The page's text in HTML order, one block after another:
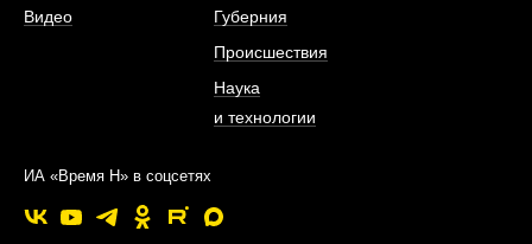
Видео
Губерния
Происшествия
Наука
и технологии
ИА «Время Н» в соцсетях